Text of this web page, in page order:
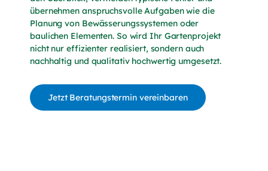
übernehmen anspruchsvolle Aufgaben wie die
Planung von Bewässerungssystemen oder
baulichen Elementen. So wird Ihr Gartenprojekt
nicht nur effizienter realisiert, sondern auch
nachhaltig und qualitativ hochwertig umgesetzt.
Jetzt Beratungstermin vereinbaren